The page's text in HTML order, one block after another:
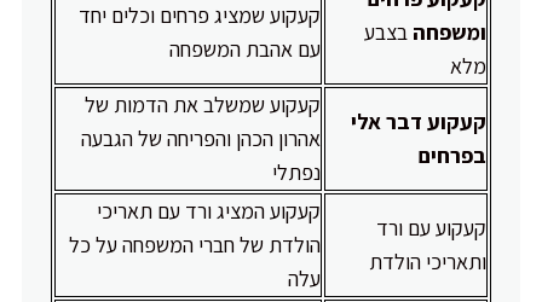
ומשפחה בצבע
מלא
קעקוע שמציג פרחים וכלים יחד
עם אהבת המשפחה
קעקוע דבר אלי
בפרחים
קעקוע שמשלב את הדמות של
אהרון הכהן והפריחה של הגבעה
נפתלי
קעקוע עם ורד
ותאריכי הולדת
קעקוע המציג ורד עם תאריכי
הולדת של חברי המשפחה על כל
עלה